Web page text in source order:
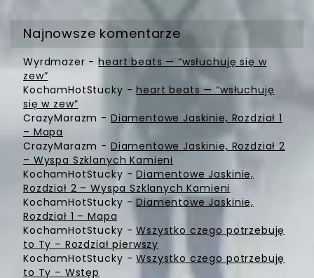
Najnowsze komentarze
Wyrdmazer -heart beats — “wsłuchuję się w
zew”
KochamHotStucky -heart beats — “wsłuchuję
się w zew”
CrazyMarazm - Diamentowe Jaskinie, Rozdział 1
– Mapa
CrazyMarazm - Diamentowe Jaskinie, Rozdział 2
– Wyspa Szklanych Kamieni
KochamHotStucky -Diamentowe Jaskinie,
Rozdział 2 – Wyspa Szklanych Kamieni
KochamHotStucky -Diamentowe Jaskinie,
Rozdział 1 – Mapa
KochamHotStucky -Wszystko czego potrzebuję
to Ty – Rozdział pierwszy
KochamHotStucky -Wszystko czego potrzebuję
to Ty – Wstęp